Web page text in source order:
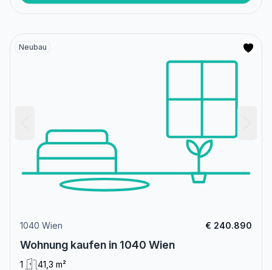
Neubau
1040 Wien € 240.890
Wohnung kaufen in 1040 Wien
1
41,3 m²